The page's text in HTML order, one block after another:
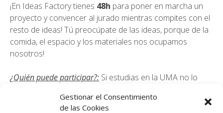
Gestionar el Consentimiento
de las Cookies
¡En Ideas Factory tienes 48h para poner en marcha un
proyecto y convencer al jurado mientras compites con el
resto de ideas! Tú preocúpate de las ideas, porque de la
comida, el espacio y los materiales nos ocupamos
nosotros!
¿Quién puede participar?: Si estudias en la UMA no lo
titulación o curso en que estés matriculado.